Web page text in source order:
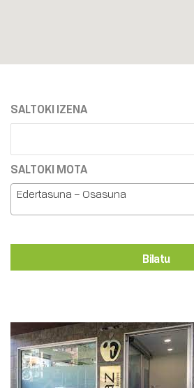
SALTOKI IZENA
SALTOKI MOTA
Edertasuna – Osasuna
Bilatu